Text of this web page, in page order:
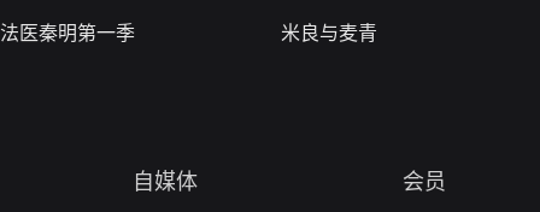
法医秦明第一季 米良与麦青
自媒体 会员